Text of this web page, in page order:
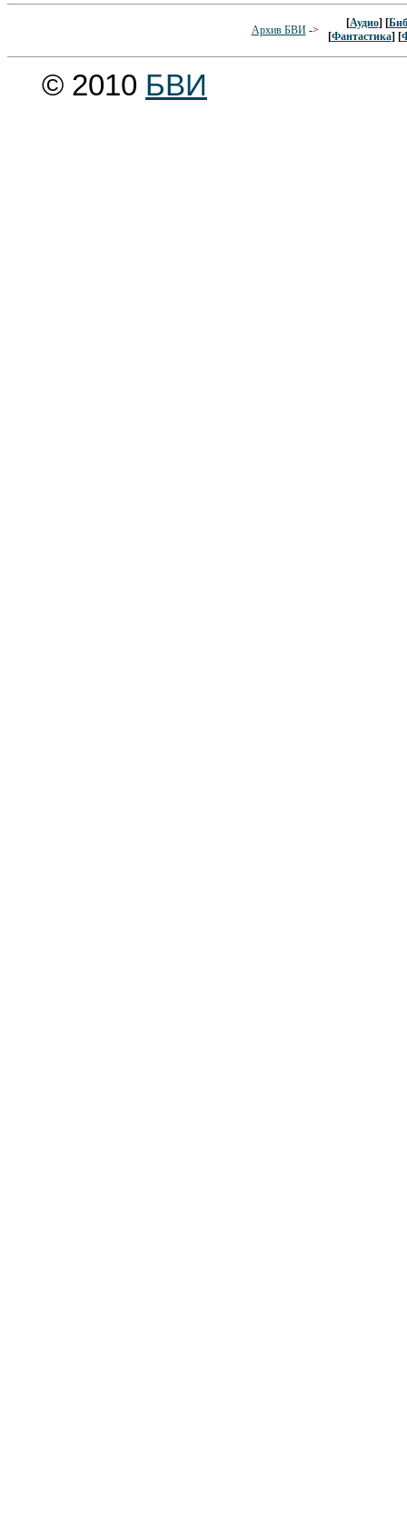
Архив БВИ->
[Аудио] [
[Фантастика] [
© 2010 БВИ